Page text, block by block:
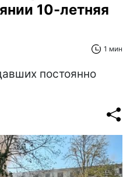
10-летняя
1 мин
постоянно